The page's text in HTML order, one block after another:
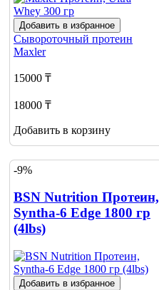
Добавить в избранное
Сывороточный протеин
Maxler
15000 ₸
18000 ₸
Добавить в корзину
-9%
BSN Nutrition Протеин,
Syntha-6 Edge 1800 гр
(4lbs)
Добавить в избранное